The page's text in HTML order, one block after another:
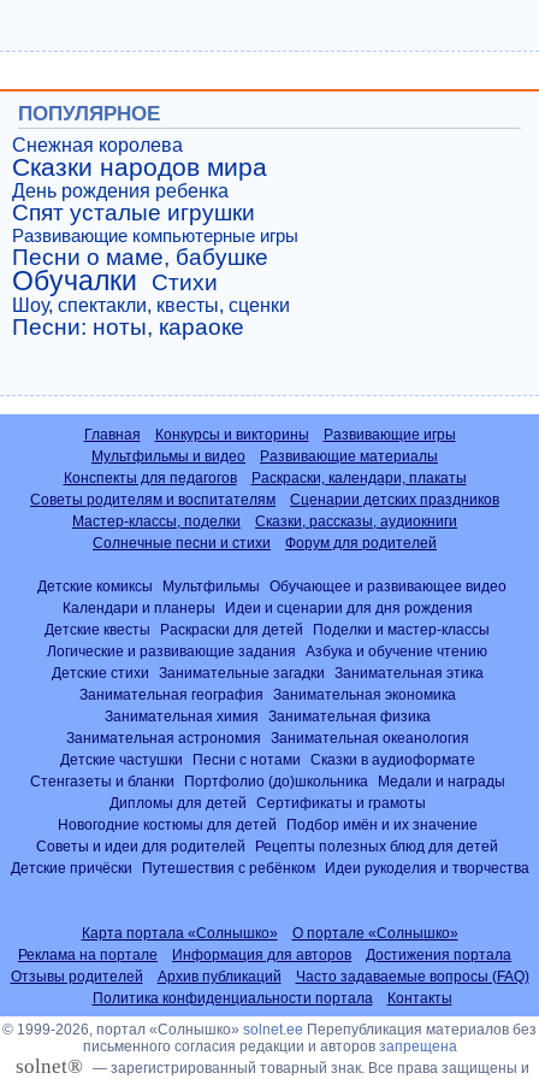
ПОПУЛЯРНОЕ
Снежная королева
Сказки народов мира
День рождения ребенка
Спят усталые игрушки
Развивающие компьютерные игры
Песни о маме, бабушке
Обучалки Стихи
Шоу, спектакли, квесты, сценки
Песни: ноты, караоке
Главная Конкурсы и викторины
Развивающие игры
Мультфильмы и видео
Развивающие материалы
Конспекты для педагогов
Раскраски, календари, плакаты
Советы родителям и воспитателям
Сценарии детских праздников
Мастер-классы, поделки
Сказки, рассказы, аудиокниги
Солнечные песни и стихи
Форум для родителей
Детские комиксы Мультфильмы
Обучающее и развивающее видео
Календари и планеры
Идеи и сценарии для дня рождения
Детские квесты
Раскраски для детей
Поделки и мастер-классы
Логические и развивающие задания
Азбука и обучение чтению
Детские стихи
Занимательные загадки
Занимательная этика
Занимательная география
Занимательная экономика
Занимательная химия
Занимательная физика
Занимательная астрономия
Занимательная океанология
Детские частушки
Песни с нотами
Сказки в аудиоформате
Стенгазеты и бланки
Портфолио (до)школьника
Медали и награды
Дипломы для детей
Сертификаты и грамоты
Новогодние костюмы для детей
Подбор имён и их значение
Советы и идеи для родителей
Рецепты полезных блюд для детей
Детские причёски
Путешествия с ребёнком Идеи рукоделия и творчества
Карта портала «Солнышко»
О портале «Солнышко»
Реклама на портале
Информация для авторов
Достижения портала
Отзывы родителей
Архив публикаций
Часто задаваемые вопросы (FAQ)
Политика конфиденциальности портала
Контакты
© 1999-2026, портал «Солнышко» solnet.ee Перепубликация материалов без
письменного согласия редакции и авторов запрещена
solnet® — зарегистрированный товарный знак. Все права защищены и